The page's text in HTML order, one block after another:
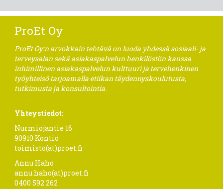
ProEt Oy
ProEt Oy:n arvokkain tehtävä on luoda yhdessä sosiaali- ja
terveysalan sekä asiakaspalvelun henkilöstön kanssa
inhimillinen asiakaspalvelun kulttuuri ja tervehenkinen
työyhteisö tarjoamalla etiikan täydennyskoulutusta,
tutkimusta ja konsultointia.
Yhteystiedot:
Nurmiojantie 16
90910 Kontio
toimisto(at)proet.fi
Annu Haho
annu.haho(at)proet.fi
0400 592 262